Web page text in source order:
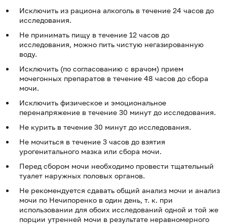
Исключить из рациона алкоголь в течение 24 часов до
исследования.
Не принимать пищу в течение 12 часов до
исследования, можно пить чистую негазированную
воду.
Исключить (по согласованию с врачом) прием
мочегонных препаратов в течение 48 часов до сбора
мочи.
Исключить физическое и эмоциональное
перенапряжение в течение 30 минут до исследования.
Не курить в течение 30 минут до исследования.
Не мочиться в течение 3 часов до взятия
урогенитального мазка или сбора мочи.
Перед сбором мочи необходимо провести тщательный
туалет наружных половых органов.
Не рекомендуется сдавать общий анализ мочи и анализ
мочи по Нечипоренко в один день, т. к. при
использовании для обоих исследований одной и той же
порции утренней мочи в результате неравномерного